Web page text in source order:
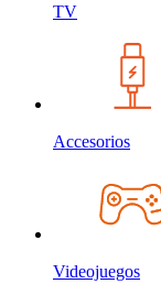
TV
Accesorios
Videojuegos